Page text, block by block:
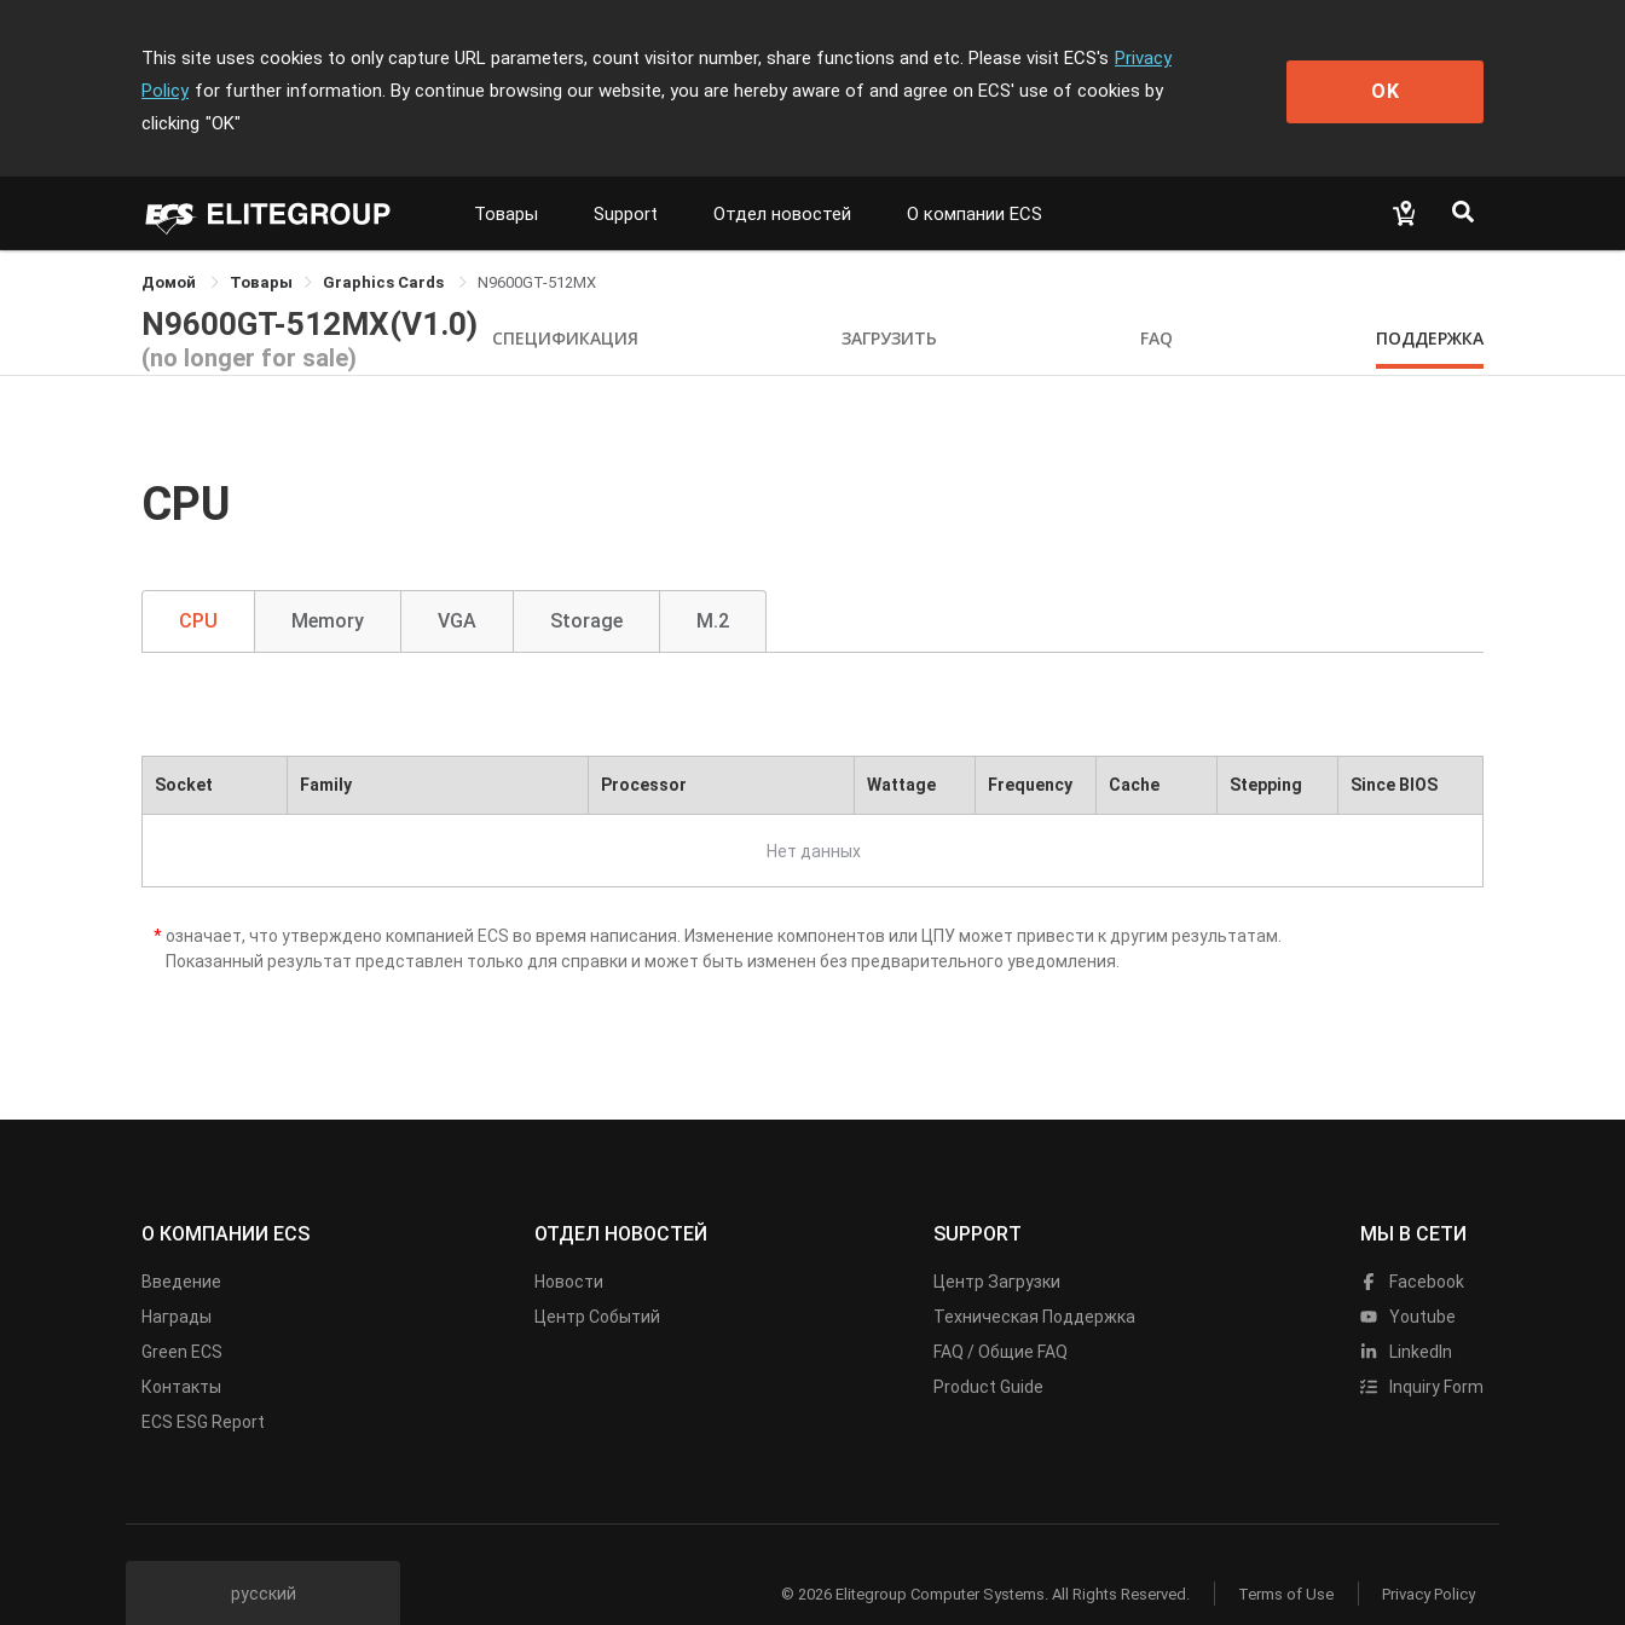
This site uses cookies to only capture URL parameters, count visitor number, share functions and etc. Please visit ECS's Privacy
Policy for further information. By continue browsing our website, you are hereby aware of and agree on ECS' use of cookies by
clicking "OK"
OK
Товары Support Отдел новостей О компании ECS
Домой Товары Graphics Cards N9600GT-512MX
N9600GT-512MX(V1.0)
(no longer for sale)
СПЕЦИФИКАЦИЯ ЗАГРУЗИТЬ FAQ ПОДДЕРЖКА
CPU
CPU Memory VGA Storage M.2
Socket Family Processor Wattage Frequency Cache Stepping Since BIOS
Нет данных
* означает, что утверждено компанией ECS во время написания. Изменение компонентов или ЦПУ может привести к другим результатам.
Показанный результат представлен только для справки и может быть изменен без предварительного уведомления.
О КОМПАНИИ ECS
Введение
Награды
Green ECS
Контакты
ECS ESG Report
ОТДЕЛ НОВОСТЕЙ
Новости
Центр Событий
SUPPORT
Центр Загрузки
Техническая Поддержка
FAQ / Общие FAQ
Product Guide
МЫ В СЕТИ
Facebook
Youtube
LinkedIn
Inquiry Form
русский © 2026 Elitegroup Computer Systems. All Rights Reserved. Terms of Use Privacy Policy